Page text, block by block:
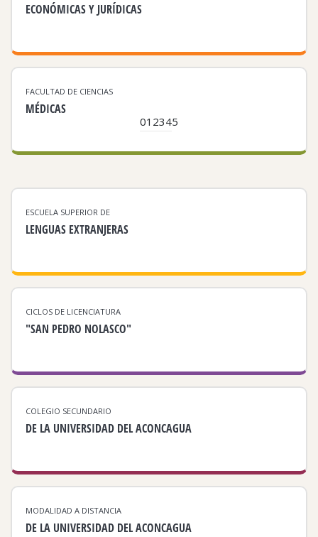
01 2345
ECONÓMICAS Y JURÍDICAS
FACULTAD DE CIENCIAS
MÉDICAS
ESCUELA SUPERIOR DE
LENGUAS EXTRANJERAS
CICLOS DE LICENCIATURA
"SAN PEDRO NOLASCO"
COLEGIO SECUNDARIO
DE LA UNIVERSIDAD DEL ACONCAGUA
MODALIDAD A DISTANCIA
DE LA UNIVERSIDAD DEL ACONCAGUA